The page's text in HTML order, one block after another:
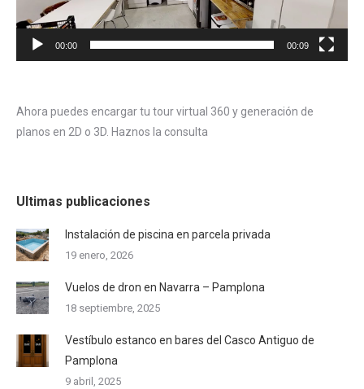
00:00 00:09
Ahora puedes encargar tu tour virtual 360 y generación de
planos en 2D o 3D. Haznos la consulta
Ultimas publicaciones
Instalación de piscina en parcela privada
19 enero, 2026
Vuelos de dron en Navarra – Pamplona
18 septiembre, 2025
Vestíbulo estanco en bares del Casco Antiguo de
Pamplona
9 abril, 2025